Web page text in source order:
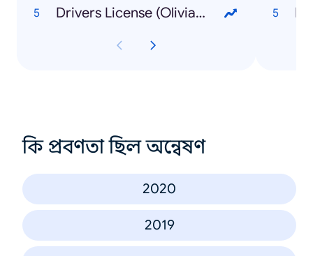
Drivers License (Olivia Rodrigo)
কি প্রবণতা ছিল অন্বেষণ
2020
2019